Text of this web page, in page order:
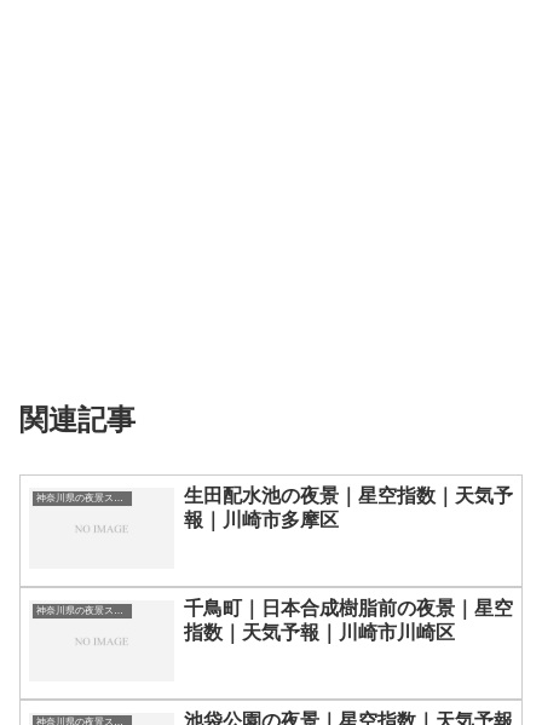
関連記事
生田配水池の夜景｜星空指数｜天気予
報｜川崎市多摩区
千鳥町｜日本合成樹脂前の夜景｜星空
指数｜天気予報｜川崎市川崎区
神奈川県の夜景スポット一覧 池袋公園の夜景｜星空指数｜天気予報